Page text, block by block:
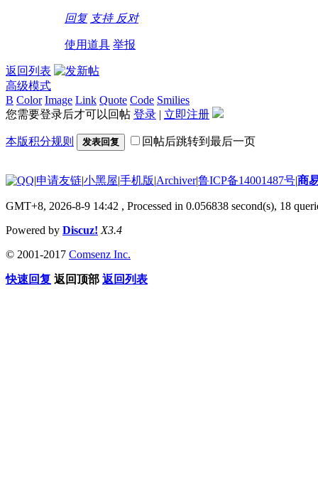
回复 支持 反对
使用道具 举报
返回列表
高级模式
B Color Image Link Quote Code Smilies
您需要登录后才可以回帖 登录 | 立即注册
本版积分规则 发表回复 回帖后跳转到最后一页
|申请友链|小黑屋|手机版|Archiver|鲁ICP备14001487号|商
GMT+8, 2026-8-9 14:42 , Processed in 0.056838 second(s), 18
Powered by Discuz! X3.4
© 2001-2017 Comsenz Inc.
快速回复 返回顶部 返回列表